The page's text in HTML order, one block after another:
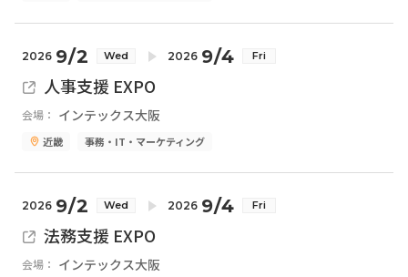
2026 9/2 Wed 2026 9/4 Fri
人事支援 EXPO
会場： インテックス大阪
近畿 事務・IT・マーケティング
2026 9/2 Wed 2026 9/4 Fri
法務支援 EXPO
会場： インテックス大阪